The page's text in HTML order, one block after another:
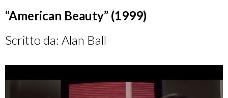
“American Beauty” (1999)
Scritto da: Alan Ball